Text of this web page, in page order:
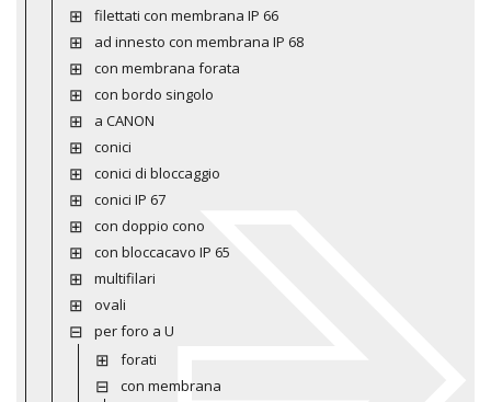
filettati con membrana IP 66
ad innesto con membrana IP 68
con membrana forata
con bordo singolo
a CANON
conici
conici di bloccaggio
conici IP 67
con doppio cono
con bloccacavo IP 65
multifilari
ovali
per foro a U
forati
con membrana